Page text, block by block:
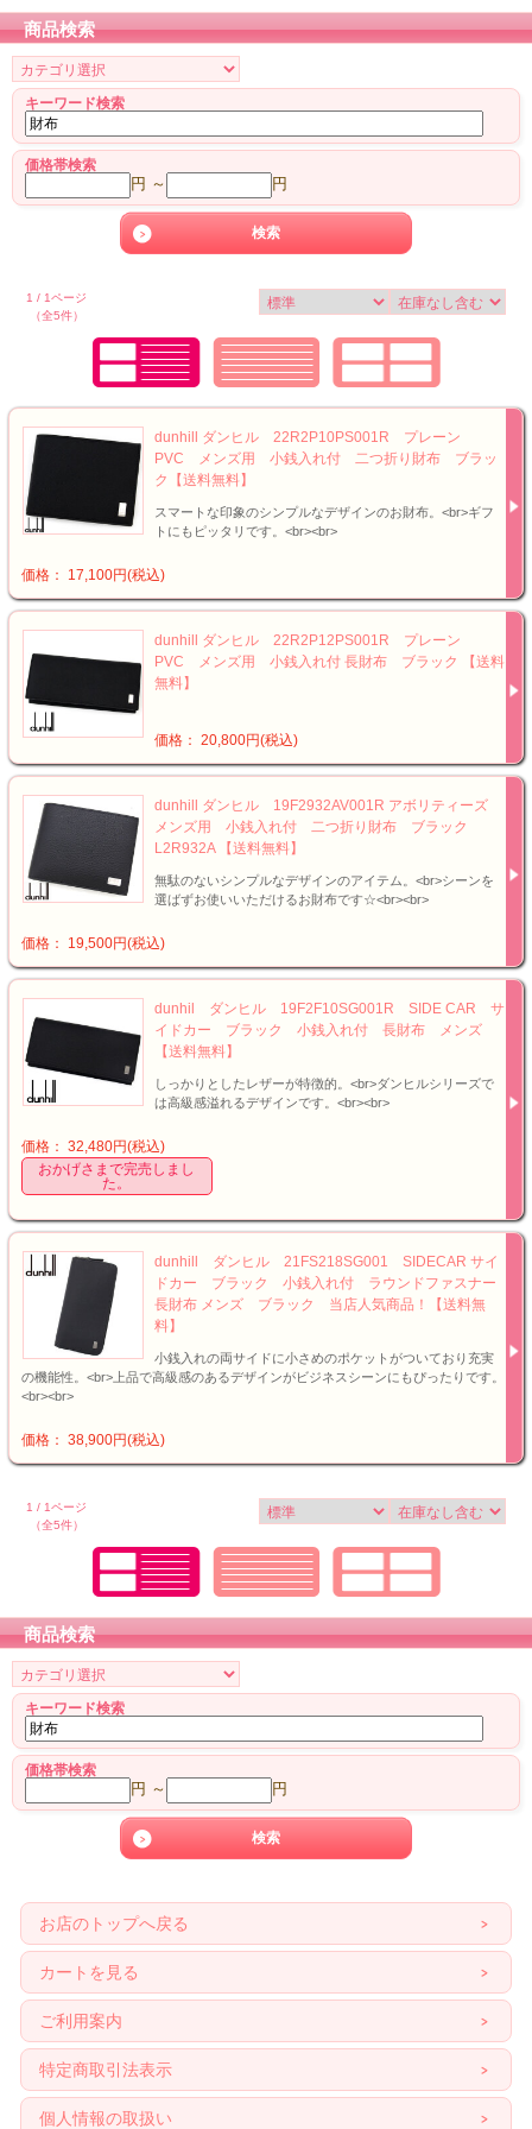
商品検索
キーワード検索
価格帯検索
円 ～ 円
1 / 1ページ
（全5件）
dunhill ダンヒル 22R2P10PS001R プレーン
PVC メンズ用 小銭入れ付 二つ折り財布 ブラッ
ク【送料無料】
スマートな印象のシンプルなデザインのお財布。<br>ギフ
トにもピッタリです。<br><br>
価格： 17,100円(税込)
dunhill ダンヒル 22R2P12PS001R プレーン
PVC メンズ用 小銭入れ付 長財布 ブラック 【送料
無料】
価格： 20,800円(税込)
dunhill ダンヒル 19F2932AV001R アボリティーズ
メンズ用 小銭入れ付 二つ折り財布 ブラック
L2R932A 【送料無料】
無駄のないシンプルなデザインのアイテム。<br>シーンを
選ばずお使いいただけるお財布です☆<br><br>
価格： 19,500円(税込)
dunhil ダンヒル 19F2F10SG001R SIDE CAR サ
イドカー ブラック 小銭入れ付 長財布 メンズ
【送料無料】
しっかりとしたレザーが特徴的。<br>ダンヒルシリーズで
は高級感溢れるデザインです。<br><br>
価格： 32,480円(税込)
おかげさまで完売しまし
た。
dunhill ダンヒル 21FS218SG001 SIDECAR サイ
ドカー ブラック 小銭入れ付 ラウンドファスナー
長財布 メンズ ブラック 当店人気商品！【送料無
料】
小銭入れの両サイドに小さめのポケットがついており充実
の機能性。<br>上品で高級感のあるデザインがビジネスシーンにもぴったりです。
<br><br>
価格： 38,900円(税込)
1 / 1ページ
（全5件）
商品検索
キーワード検索
価格帯検索
円 ～ 円
お店のトップへ戻る
カートを見る
ご利用案内
特定商取引法表示
個人情報の取扱い